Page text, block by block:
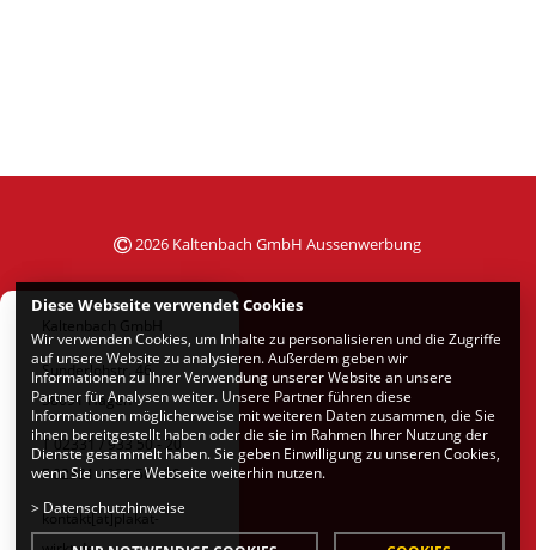
2026 Kaltenbach GmbH Aussenwerbung
Kaltenbach GmbH
Sunderlohstr. 46
58091 Hagen
T 02331 / 933 50 - 20
F 02331 / 933 50 - 29
kontakt[at]plakat-
Diese Webseite verwendet Cookies
Wir verwenden Cookies, um Inhalte zu personalisieren und die Zugriffe
auf unsere Website zu analysieren. Außerdem geben wir
Informationen zu Ihrer Verwendung unserer Website an unsere
Partner für Analysen weiter. Unsere Partner führen diese
Informationen möglicherweise mit weiteren Daten zusammen, die Sie
ihnen bereitgestellt haben oder die sie im Rahmen Ihrer Nutzung der
Dienste gesammelt haben. Sie geben Einwilligung zu unseren Cookies,
wenn Sie unsere Webseite weiterhin nutzen.
> Datenschutzhinweise